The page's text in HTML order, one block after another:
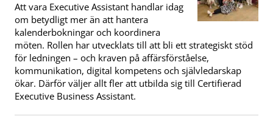
Att vara Executive Assistant handlar idag
om betydligt mer än att hantera
kalenderbokningar och koordinera
möten. Rollen har utvecklats till att bli ett strategiskt stöd
för ledningen – och kraven på affärsförståelse,
kommunikation, digital kompetens och självledarskap
ökar. Därför väljer allt fler att utbilda sig till Certifierad
Executive Business Assistant.